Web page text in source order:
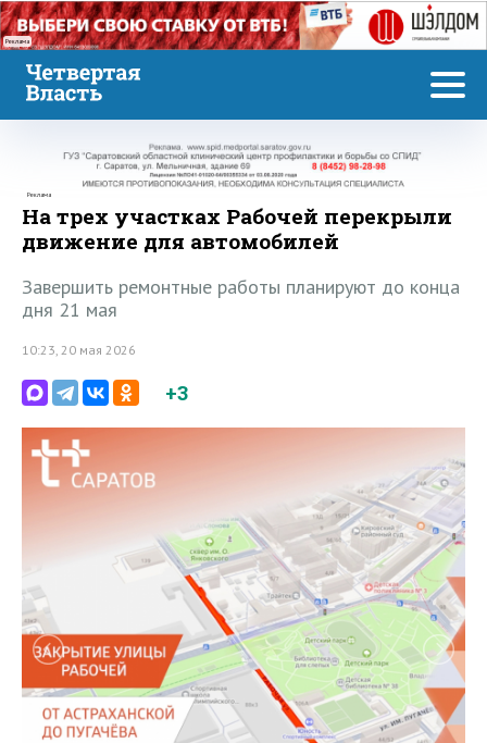
Реклама
Реклама
На трех участках Рабочей перекрыли
движение для автомобилей
Завершить ремонтные работы планируют до конца
дня 21 мая
10:23, 20 мая 2026
+3